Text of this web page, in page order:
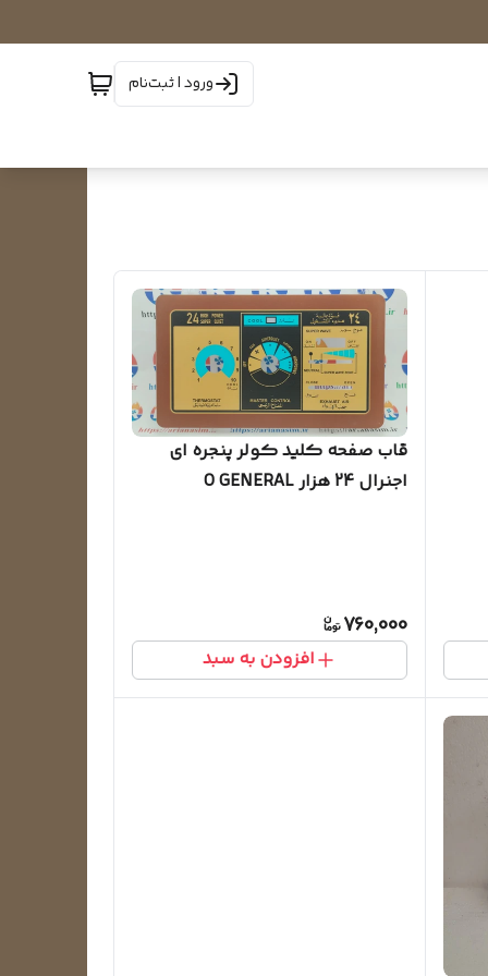
ورود | ثبت‌نام
قاب صفحه کلید کولر پنجره ای
اجنرال 24 هزار O GENERAL
760,000
افزودن به سبد